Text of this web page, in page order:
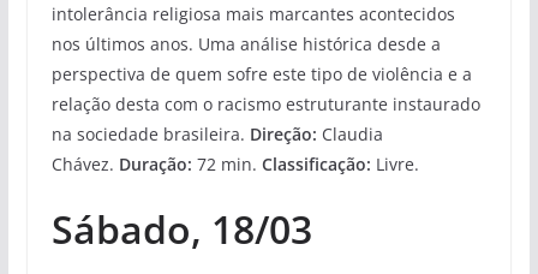
intolerância religiosa mais marcantes acontecidos
nos últimos anos. Uma análise histórica desde a
perspectiva de quem sofre este tipo de violência e a
relação desta com o racismo estruturante instaurado
na sociedade brasileira. Direção: Claudia
Chávez. Duração: 72 min. Classificação: Livre.
Sábado, 18/03